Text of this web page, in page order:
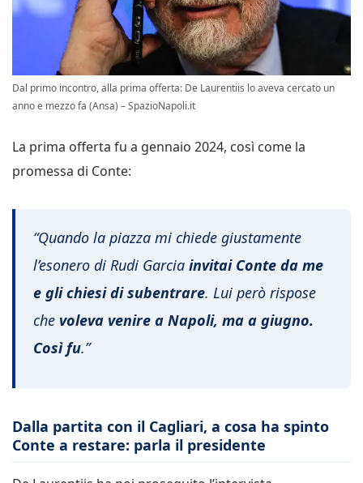
Dal primo incontro, alla prima offerta: De Laurentiis lo aveva cercato un
anno e mezzo fa (Ansa) – SpazioNapoli.it
La prima offerta fu a gennaio 2024, così come la
promessa di Conte:
“Quando la piazza mi chiede giustamente
l’esonero di Rudi Garcia invitai Conte da me
e gli chiesi di subentrare. Lui però rispose
che voleva venire a Napoli, ma a giugno.
Così fu.”
Dalla partita con il Cagliari, a cosa ha spinto
Conte a restare: parla il presidente